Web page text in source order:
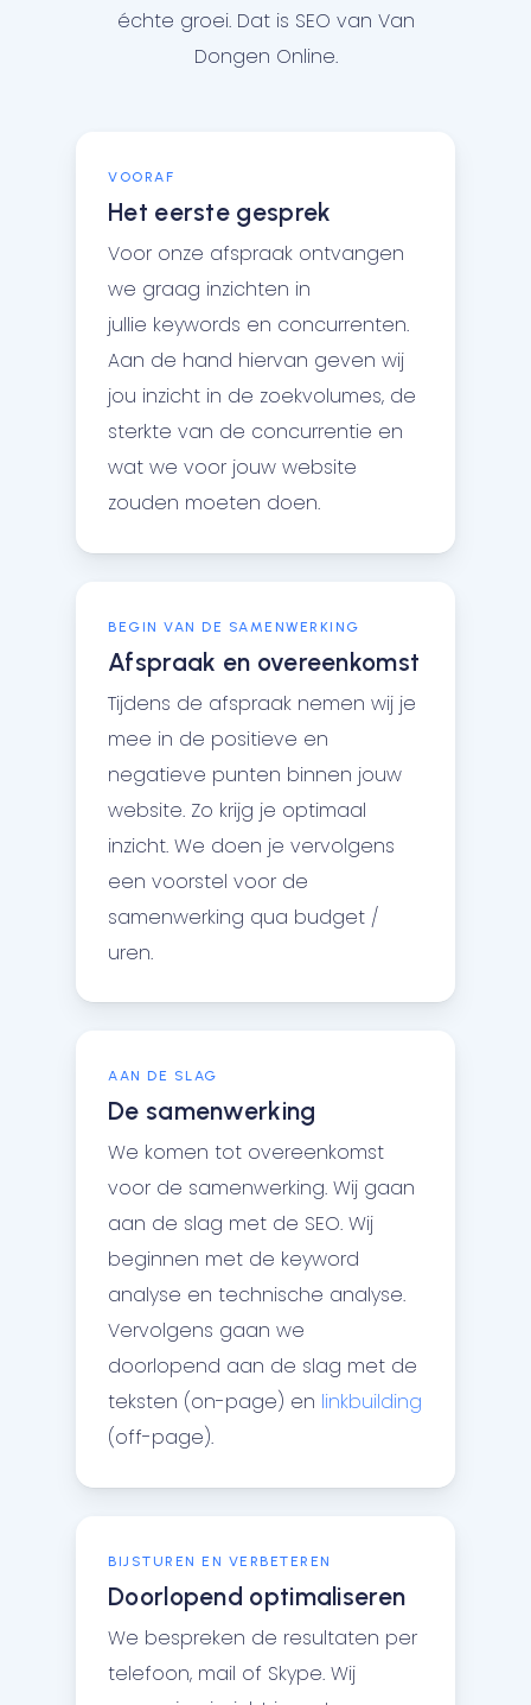
échte groei. Dat is SEO van Van
Dongen Online.
VOORAF
Het eerste gesprek
Voor onze afspraak ontvangen
we graag inzichten in
jullie keywords en concurrenten.
Aan de hand hiervan geven wij
jou inzicht in de zoekvolumes, de
sterkte van de concurrentie en
wat we voor jouw website
zouden moeten doen.
BEGIN VAN DE SAMENWERKING
Afspraak en overeenkomst
Tijdens de afspraak nemen wij je
mee in de positieve en
negatieve punten binnen jouw
website. Zo krijg je optimaal
inzicht. We doen je vervolgens
een voorstel voor de
samenwerking qua budget /
uren.
AAN DE SLAG
De samenwerking
We komen tot overeenkomst
voor de samenwerking. Wij gaan
aan de slag met de SEO. Wij
beginnen met de keyword
analyse en technische analyse.
Vervolgens gaan we
doorlopend aan de slag met de
teksten (on-page) en linkbuilding
(off-page).
BIJSTUREN EN VERBETEREN
Doorlopend optimaliseren
We bespreken de resultaten per
telefoon, mail of Skype. Wij